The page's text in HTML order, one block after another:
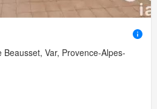
Beausset, Var, Provence-Alpes-